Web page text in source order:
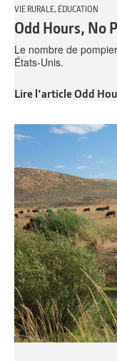
VIE RURALE, ÉDUCATION
Odd Hours, No
Le nombre de
États-Unis.
Lire l'article Odd